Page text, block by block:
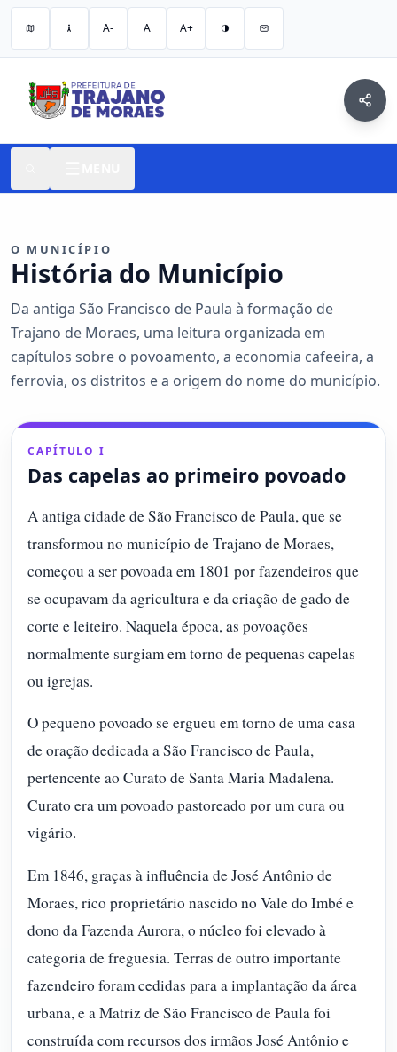
A- A A+
O MUNICÍPIO
História do Município
Da antiga São Francisco de Paula à formação de
Trajano de Moraes, uma leitura organizada em
capítulos sobre o povoamento, a economia cafeeira, a
ferrovia, os distritos e a origem do nome do município.
CAPÍTULO I
Das capelas ao primeiro povoado
A antiga cidade de São Francisco de Paula, que se
transformou no município de Trajano de Moraes,
começou a ser povoada em 1801 por fazendeiros que
se ocupavam da agricultura e da criação de gado de
corte e leiteiro. Naquela época, as povoações
normalmente surgiam em torno de pequenas capelas
ou igrejas.
O pequeno povoado se ergueu em torno de uma casa
de oração dedicada a São Francisco de Paula,
pertencente ao Curato de Santa Maria Madalena.
Curato era um povoado pastoreado por um cura ou
vigário.
Em 1846, graças à influência de José Antônio de
Moraes, rico proprietário nascido no Vale do Imbé e
dono da Fazenda Aurora, o núcleo foi elevado à
categoria de freguesia. Terras de outro importante
fazendeiro foram cedidas para a implantação da área
urbana, e a Matriz de São Francisco de Paula foi
construída com recursos dos irmãos José Antônio e